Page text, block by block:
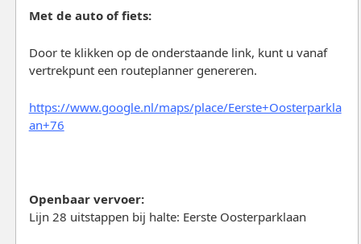
Met de auto of fiets:
Door te klikken op de onderstaande link, kunt u vanaf
vertrekpunt een routeplanner genereren.
https://www.google.nl/maps/place/Eerste+Oosterparkla
an+76
Openbaar vervoer:
Lijn 28 uitstappen bij halte: Eerste Oosterparklaan